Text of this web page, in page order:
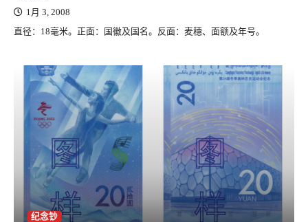
1月 3, 2008
直径：18毫米。正面：国徽及国名。反面：麦穗、面额及年号。
纪念钞